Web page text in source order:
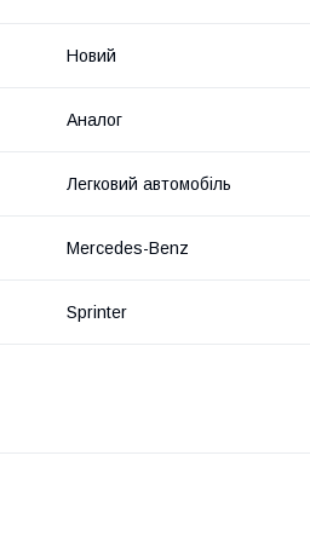
Новий
Аналог
Легковий автомобіль
Mercedes-Benz
Sprinter